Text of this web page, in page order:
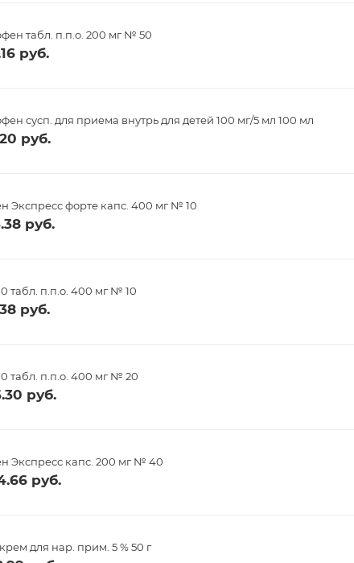
табл. п.п.о. 200 мг № 50
руб.
сусп. для приема внутрь для детей 100 мг/5 мл 100 мл
руб.
Экспресс форте капс. 400 мг № 10
руб.
табл. п.п.о. 400 мг № 10
руб.
табл. п.п.о. 400 мг № 20
руб.
Экспресс капс. 200 мг № 40
руб.
для нар. прим. 5 % 50 г